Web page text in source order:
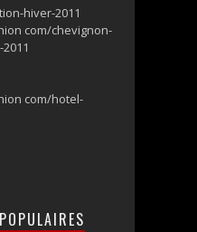
hiver-2011
com/chevignon-
com/hotel-